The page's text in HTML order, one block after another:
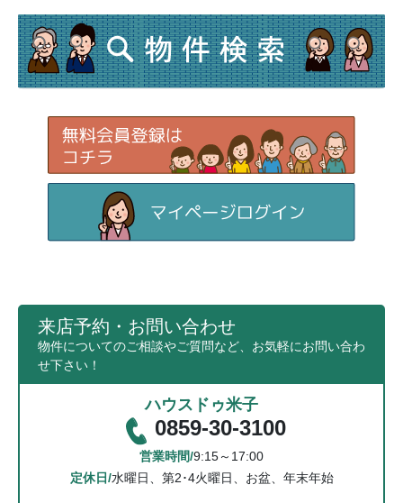
来店予約・お問い合わせ
物件についてのご相談やご質問など、お気軽にお問い合わ
せ下さい！
ハウスドゥ米子
0859-30-3100
営業時間/9:15～17:00
定休日/水曜日、第2･4火曜日、お盆、年末年始